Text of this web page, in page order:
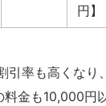
円】
引率も高くなり
金も10,000円